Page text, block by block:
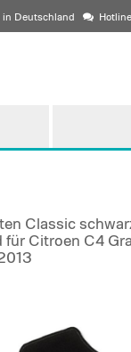
in Deutschland
Classic
für Citroen C4